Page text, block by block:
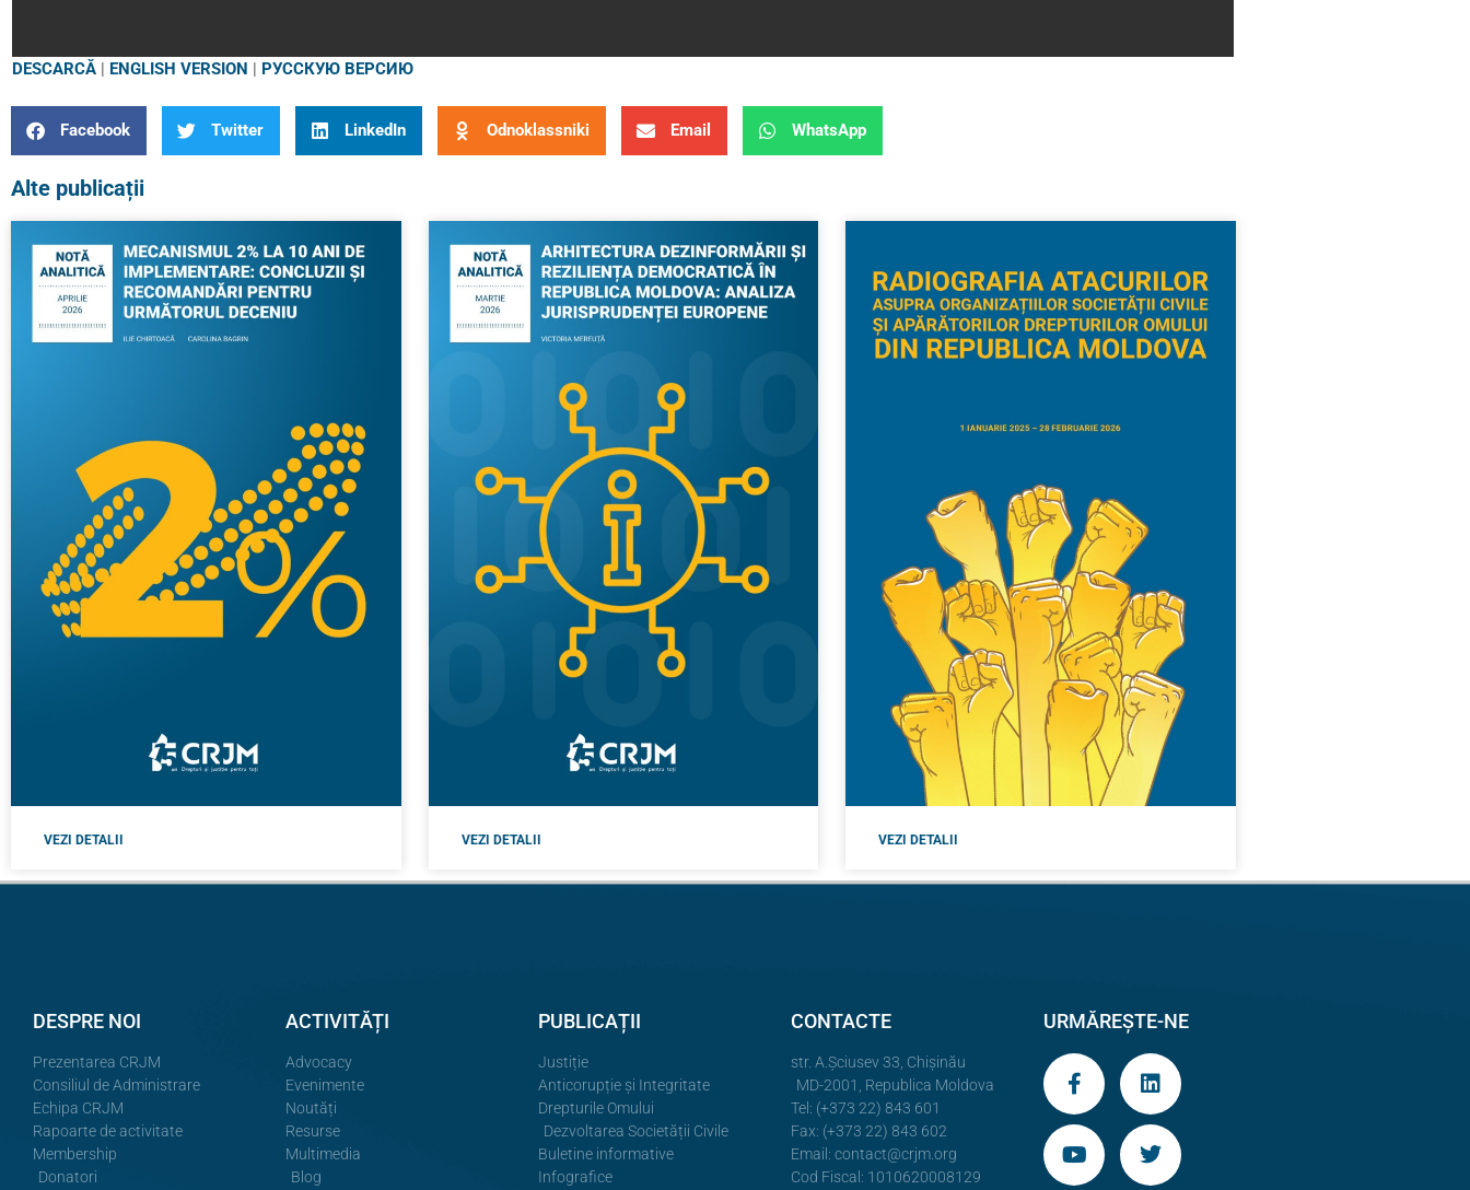
DESCARCĂ ENGLISH VERSION РУССКУЮ ВЕРСИЮ
Facebook Twitter LinkedIn Odnoklassniki Email WhatsApp
Alte publicații
VEZI DETALII VEZI DETALII VEZI DETALII
DESPRE NOI
Prezentarea CRJM
Consiliul de Administrare
Echipa CRJM
Rapoarte de activitate
Membership
Donatori
ACTIVITĂȚI
Advocacy
Evenimente
Noutăți
Resurse
Multimedia
Blog
PUBLICAȚII
Justiție
Anticorupție și Integritate
Drepturile Omului
Dezvoltarea Societății Civile
Buletine informative
Infografice
CONTACTE
str. A.Şciusev 33, Chișinău
MD-2001, Republica Moldova
Tel: (+373 22) 843 601
Fax: (+373 22) 843 602
Email: contact@crjm.org
Cod Fiscal: 1010620008129
URMĂREȘTE-NE